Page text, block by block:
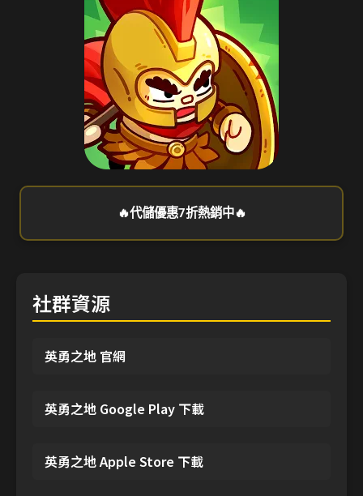
🔥代儲優惠7折熱銷中🔥
社群資源
英勇之地 官網
英勇之地 Google Play 下載
英勇之地 Apple Store 下載